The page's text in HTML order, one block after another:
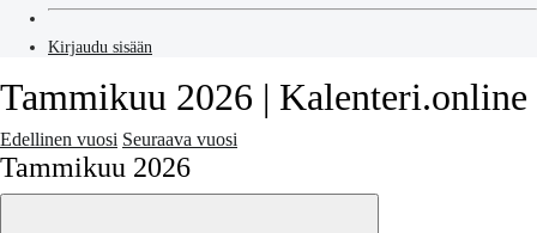
Kirjaudu sisään
Tammikuu 2026 | Kalenteri.online
Edellinen vuosi Seuraava vuosi
Tammikuu 2026